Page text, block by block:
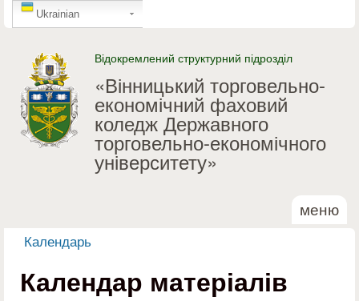
Перейти до основного
GTranslate
Ukrainian
Відокремлений структурний підрозділ
«Вінницький торговельно-
економічний фаховий
коледж Державного
торговельно-економічного
університету»
меню
Ви є тут
Календарь
Календар матеріалів